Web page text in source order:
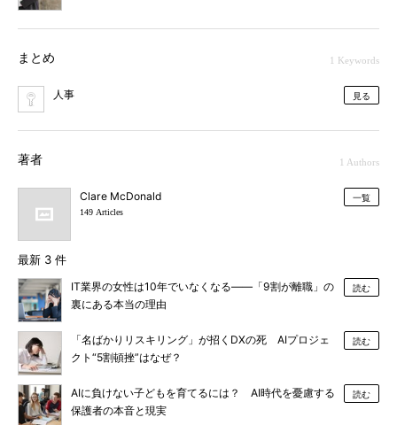
まとめ 1 Keywords
人事 見る
著者 1 Authors
Clare McDonald
149 Articles
一覧
最新 3 件
IT業界の女性は10年でいなくなる――「9割が離職」の
裏にある本当の理由
読む
「名ばかりリスキリング」が招くDXの死 AIプロジェ
クト“5割頓挫”はなぜ？
読む
AIに負けない子どもを育てるには？ AI時代を憂慮する
保護者の本音と現実
読む